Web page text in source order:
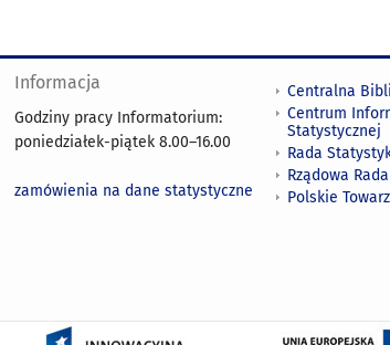
Informacja
Godziny pracy Informatorium:
poniedziałek-piątek 8.00–16.00
zamówienia na dane statystyczne
Centralna
Centrum
Statystycznej
Rada
Rządowa
Polskie